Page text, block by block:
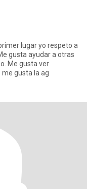
lugar yo respeto a
gusta ayudar a otras
Me gusta ver
me gusta la ag